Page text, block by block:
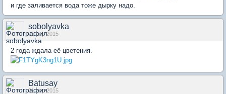
и где заливается вода тоже дырку надо.
sobolyavka
01 апр 2015
2 года ждала её цветения.
Batusay
01 апр 2015